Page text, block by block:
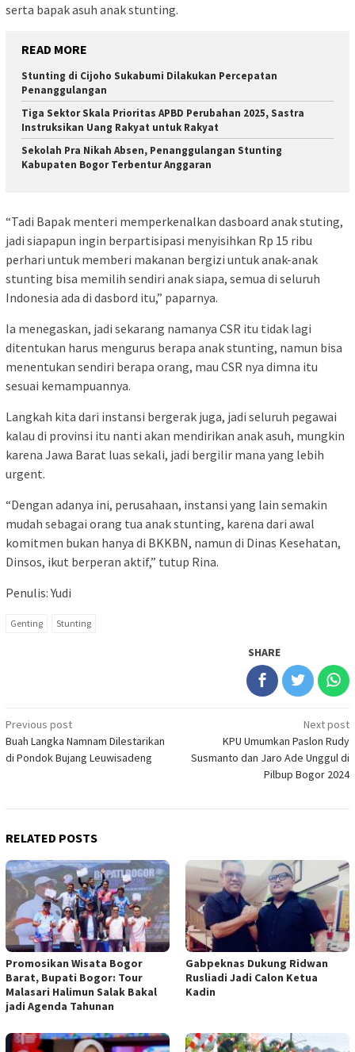
serta bapak asuh anak stunting.
READ MORE
Stunting di Cijoho Sukabumi Dilakukan Percepatan
Penanggulangan
Tiga Sektor Skala Prioritas APBD Perubahan 2025, Sastra
Instruksikan Uang Rakyat untuk Rakyat
Sekolah Pra Nikah Absen, Penanggulangan Stunting
Kabupaten Bogor Terbentur Anggaran
“Tadi Bapak menteri memperkenalkan dasboard anak stuting,
jadi siapapun ingin berpartisipasi menyisihkan Rp 15 ribu
perhari untuk memberi makanan bergizi untuk anak-anak
stunting bisa memilih sendiri anak siapa, semua di seluruh
Indonesia ada di dasbord itu,” paparnya.
Ia menegaskan, jadi sekarang namanya CSR itu tidak lagi
ditentukan harus mengurus berapa anak stunting, namun bisa
menentukan sendiri berapa orang, mau CSR nya dimna itu
sesuai kemampuannya.
Langkah kita dari instansi bergerak juga, jadi seluruh pegawai
kalau di provinsi itu nanti akan mendirikan anak asuh, mungkin
karena Jawa Barat luas sekali, jadi bergilir mana yang lebih
urgent.
“Dengan adanya ini, perusahaan, instansi yang lain semakin
mudah sebagai orang tua anak stunting, karena dari awal
komitmen bukan hanya di BKKBN, namun di Dinas Kesehatan,
Dinsos, ikut berperan aktif,” tutup Rina.
Penulis: Yudi
Genting Stunting
SHARE
Post
navigation
Previous post
Buah Langka Namnam Dilestarikan
di Pondok Bujang Leuwisadeng
Next post
KPU Umumkan Paslon Rudy
Susmanto dan Jaro Ade Unggul di
Pilbup Bogor 2024
RELATED POSTS
Promosikan Wisata Bogor
Barat, Bupati Bogor: Tour
Malasari Halimun Salak Bakal
jadi Agenda Tahunan
Gabpeknas Dukung Ridwan
Rusliadi Jadi Calon Ketua
Kadin